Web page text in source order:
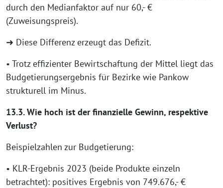
durch den Medianfaktor auf nur 60,- €
(Zuweisungspreis).
➜ Diese Differenz erzeugt das Defizit.
• Trotz effizienter Bewirtschaftung der Mittel liegt das
Budgetierungsergebnis für Bezirke wie Pankow
strukturell im Minus.
13.3. Wie hoch ist der finanzielle Gewinn, respektive
Verlust?
Beispielzahlen zur Budgetierung:
• KLR-Ergebnis 2023 (beide Produkte einzeln
betrachtet): positives Ergebnis von 749.676,- €